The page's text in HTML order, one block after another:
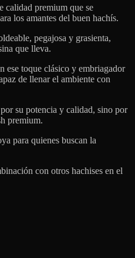
calidad premium que se
los amantes del buen hachís.
pegajosa y grasienta,
que lleva.
ese toque clásico y embriagador
de llenar el ambiente con
su potencia y calidad, sino por
premium.
para quienes buscan la
con otros hachises en el